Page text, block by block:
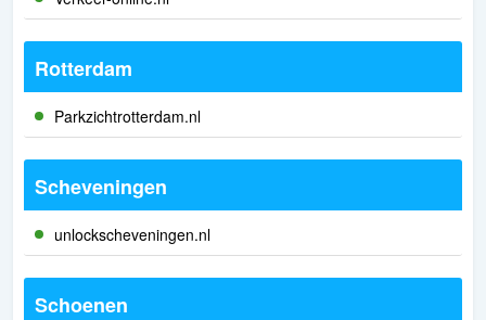
Rotterdam
Parkzichtrotterdam.nl
Scheveningen
unlockscheveningen.nl
Schoenen